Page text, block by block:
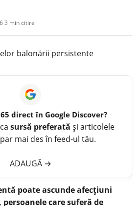
3 min citire
direct în Google Discover?
sursă preferată și articolele
mai des în feed-ul tău.
ADAUGĂ →
poate ascunde afecţiuni
persoanele care suferă de